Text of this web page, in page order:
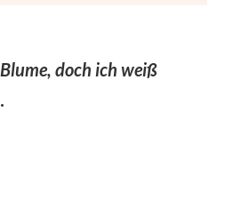
doch ich weiß